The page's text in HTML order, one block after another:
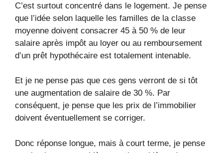
C’est surtout concentré dans le logement. Je pense
que l’idée selon laquelle les familles de la classe
moyenne doivent consacrer 45 à 50 % de leur
salaire après impôt au loyer ou au remboursement
d’un prêt hypothécaire est totalement intenable.
Et je ne pense pas que ces gens verront de si tôt
une augmentation de salaire de 30 %. Par
conséquent, je pense que les prix de l’immobilier
doivent éventuellement se corriger.
Donc réponse longue, mais à court terme, je pense